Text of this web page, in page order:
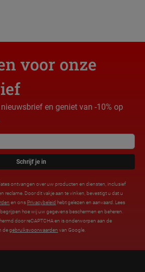
voor onze
en geniet van -10% op
Schrijf je in
ontvangen over uw producten en diensten, inclusief
reclame. Door dit vakje aan te vinken, bevestigt u dat u
en ons Privacybeleid hebt gelezen en aanvaard. Lees
hoe wij uw gegevens beschermen en beheren.
door reCAPTCHA en is onderworpen aan de
degebruiksvoorwaarden van Google.